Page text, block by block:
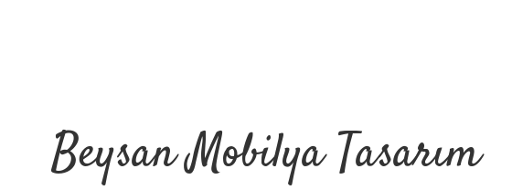
Beysan Mobilya Tasarım